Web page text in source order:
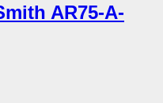
AR75-A-